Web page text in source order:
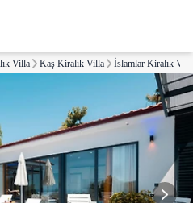
Villa Kaş Kiralık Villa İslamlar Kiralık Villa